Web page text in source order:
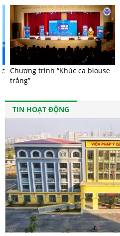
Chương trình “Khúc ca blouse
trắng”
TIN HOẠT ĐỘNG